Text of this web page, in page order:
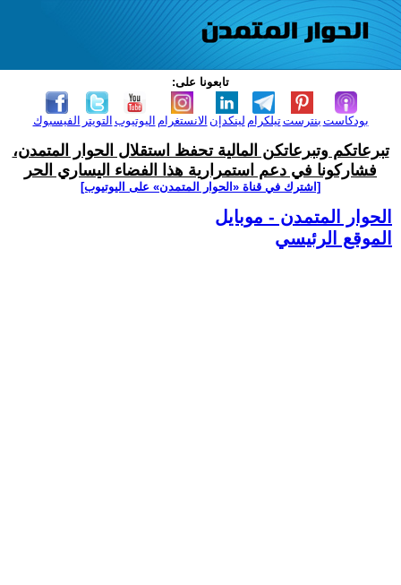
تابعونا على:
الفيسبوك التويتر اليوتيوب الانستغرام لينكدإن تيلكرامبنترست بودكاست
تبرعاتكم وتبرعاتكن المالية تحفظ استقلال الحوار المتمدن،
فشاركونا في دعم استمرارية هذا الفضاء اليساري الحر
[اشترك في قناة ‫«الحوار المتمدن» على اليوتيوب]
الحوار المتمدن - موبايل
الموقع الرئيسي